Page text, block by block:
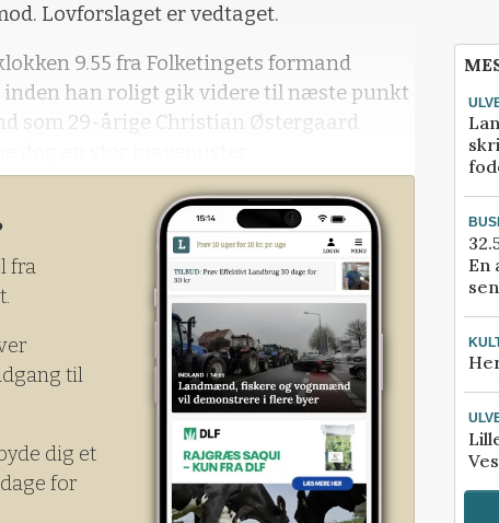
Lovforslaget er vedtaget.
9.55 fra Folketingets formand
inden han roligt gik videre til næste punkt
som 29-årige Christian Østergaard
fra
til
dig et
for
En